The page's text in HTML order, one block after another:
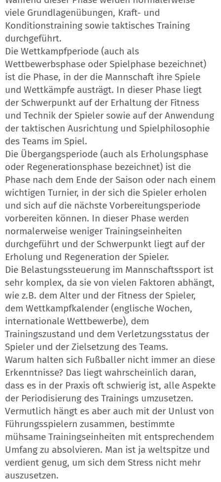
viele Grundlagenübungen, Kraft- und
Konditionstraining sowie taktisches Training
durchgeführt.
Die Wettkampfperiode (auch als
Wettbewerbsphase oder Spielphase bezeichnet)
ist die Phase, in der die Mannschaft ihre Spiele
und Wettkämpfe austrägt. In dieser Phase liegt
der Schwerpunkt auf der Erhaltung der Fitness
und Technik der Spieler sowie auf der Anwendung
der taktischen Ausrichtung und Spielphilosophie
des Teams im Spiel.
Die Übergangsperiode (auch als Erholungsphase
oder Regenerationsphase bezeichnet) ist die
Phase nach dem Ende der Saison oder nach einem
wichtigen Turnier, in der sich die Spieler erholen
und sich auf die nächste Vorbereitungsperiode
vorbereiten können. In dieser Phase werden
normalerweise weniger Trainingseinheiten
durchgeführt und der Schwerpunkt liegt auf der
Erholung und Regeneration der Spieler.
Die Belastungssteuerung im Mannschaftssport ist
sehr komplex, da sie von vielen Faktoren abhängt,
wie z.B. dem Alter und der Fitness der Spieler,
dem Wettkampfkalender (englische Wochen,
internationale Wettbewerbe), dem
Trainingszustand und dem Verletzungsstatus der
Spieler und der Zielsetzung des Teams.
Warum halten sich Fußballer nicht immer an diese
Erkenntnisse? Das liegt wahrscheinlich daran,
dass es in der Praxis oft schwierig ist, alle Aspekte
der Periodisierung des Trainings umzusetzen.
Vermutlich hängt es aber auch mit der Unlust von
Führungsspielern zusammen, bestimmte
mühsame Trainingseinheiten mit entsprechendem
Umfang zu absolvieren. Man ist ja weltspitze und
verdient genug, um sich dem Stress nicht mehr
auszusetzen.